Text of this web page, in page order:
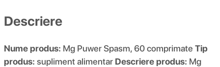
Descriere
Nume produs: Mg Puwer Spasm, 60 comprimate Tip
produs: supliment alimentar Descriere produs: Mg